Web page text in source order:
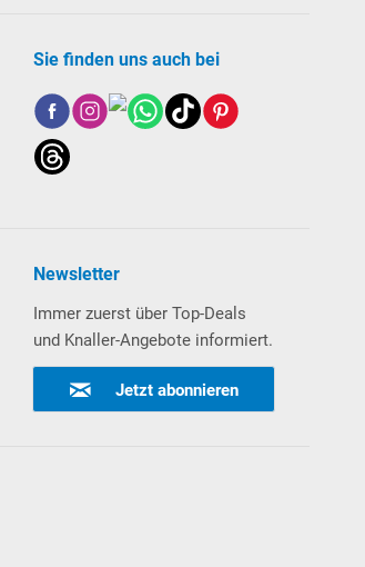
Sie finden uns auch bei
Newsletter
Immer zuerst über Top-Deals
und Knaller-Angebote informiert.
Jetzt abonnieren